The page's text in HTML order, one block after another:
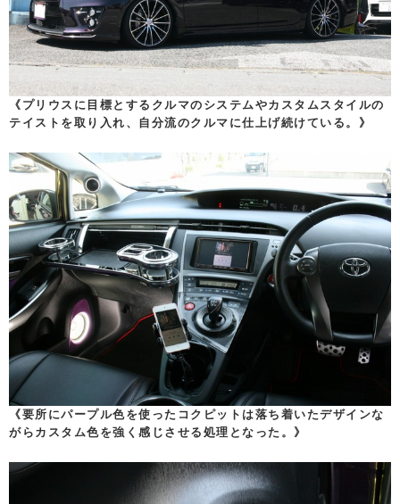
《プリウスに目標とするクルマのシステムやカスタムスタイルの
テイストを取り入れ、自分流のクルマに仕上げ続けている。》
《要所にパープル色を使ったコクピットは落ち着いたデザインな
がらカスタム色を強く感じさせる処理となった。》